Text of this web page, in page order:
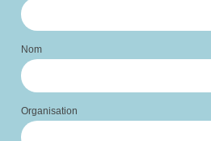
Nom
Organisation